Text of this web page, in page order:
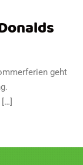
geht
Freyung.